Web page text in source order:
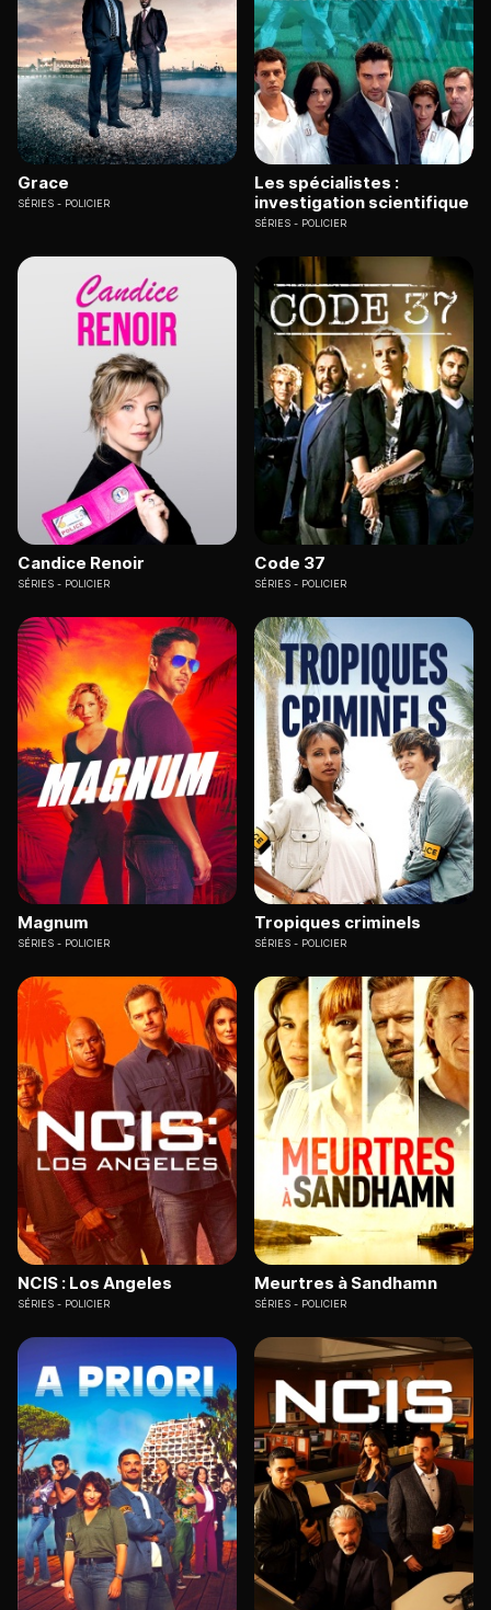
Grace
SÉRIES POLICIER
Les spécialistes :
investigation scientifique
SÉRIES POLICIER
Candice Renoir
SÉRIES POLICIER
Code 37
SÉRIES POLICIER
Magnum
SÉRIES POLICIER
Tropiques criminels
SÉRIES POLICIER
NCIS : Los Angeles
SÉRIES POLICIER
Meurtres à Sandhamn
SÉRIES POLICIER